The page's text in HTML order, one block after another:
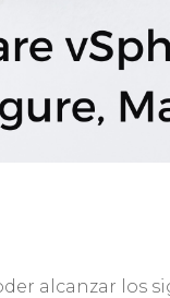
alcanzar los